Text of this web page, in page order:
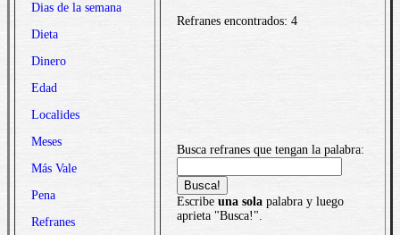
Dias de la semana
Dieta
Dinero
Edad
Localides
Meses
Más Vale
Pena
Refranes
Refranes encontrados: 4
Busca refranes que tengan la palabra:
Escribe una sola palabra y luego
aprieta "Busca!".